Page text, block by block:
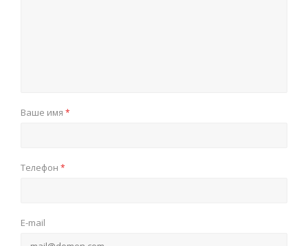
Ваше имя *
Телефон *
E-mail